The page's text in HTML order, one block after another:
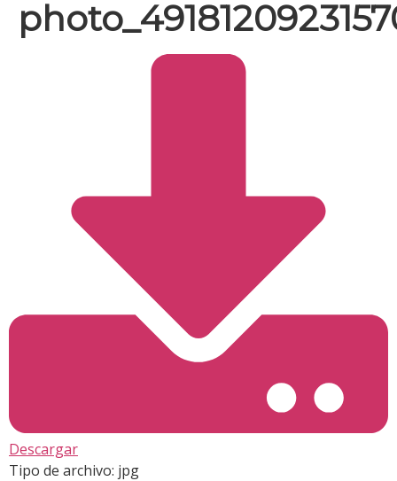
Descargar
Tipo de archivo: jpg